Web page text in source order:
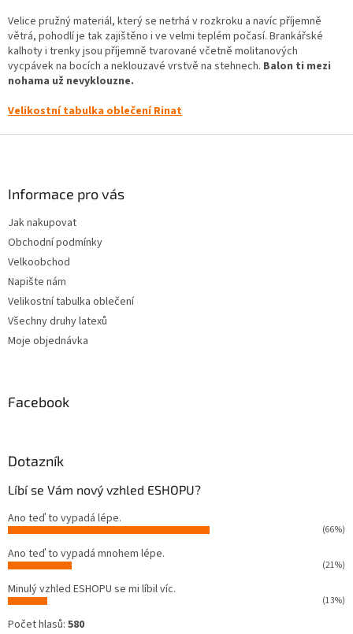
l
á
d
a
p
v
Velice pružný materiál, který se netrhá v rozkroku a navíc příjemně
větrá, pohodlí je tak zajištěno i ve velmi teplém počasí. Brankářské
kalhoty i trenky jsou příjemně tvarované včetně molitanových
vycpávek na bocích a neklouzavé vrstvě na stehnech. Balon ti mezi
nohama už nevyklouzne.
Velikostní tabulka oblečení Rinat
Informace pro vás
Jak nakupovat
Obchodní podmínky
Velkoobchod
Napište nám
Velikostní tabulka oblečení
Všechny druhy latexů
Moje objednávka
Facebook
Dotazník
Líbí se Vám nový vzhled ESHOPU?
Ano teď to vypadá lépe.
(66%)
Ano teď to vypadá mnohem lépe.
(21%)
Minulý vzhled ESHOPU se mi líbil víc.
(13%)
Počet hlasů: 580